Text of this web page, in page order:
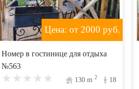
Цена: от 2000 руб.
Номер в гостинице для отдыха
№563
130 m2 18